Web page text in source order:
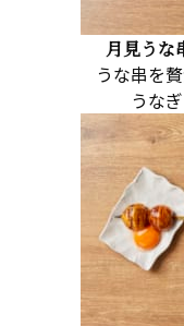
月見うな
うな串を
うな